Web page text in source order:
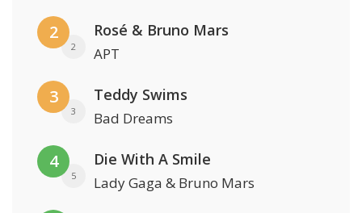
2
2
Rosé & Bruno Mars
APT
3
3
Teddy Swims
Bad Dreams
4
5
Die With A Smile
Lady Gaga & Bruno Mars